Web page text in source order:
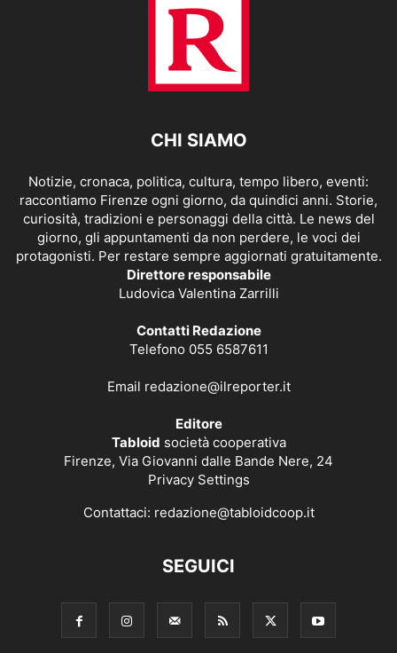
CHI SIAMO
Notizie, cronaca, politica, cultura, tempo libero, eventi:
raccontiamo Firenze ogni giorno, da quindici anni. Storie,
curiosità, tradizioni e personaggi della città. Le news del
giorno, gli appuntamenti da non perdere, le voci dei
protagonisti. Per restare sempre aggiornati gratuitamente.
Direttore responsabile
Ludovica Valentina Zarrilli
Contatti Redazione
Telefono 055 6587611
Email redazione@ilreporter.it
Editore
Tabloid società cooperativa
Firenze, Via Giovanni dalle Bande Nere, 24
Privacy Settings
Contattaci: redazione@tabloidcoop.it
SEGUICI